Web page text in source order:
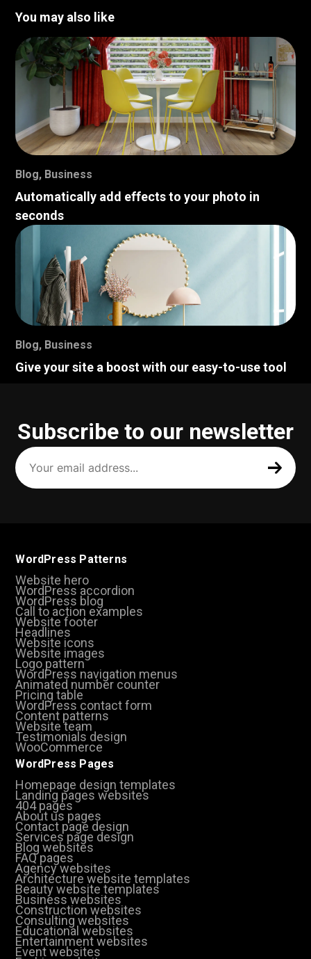
You may also like
Blog, Business
Automatically add effects to your photo in
seconds
Blog, Business
Give your site a boost with our easy-to-use tool
Subscribe to our newsletter
Your
email
address
(Required)
WordPress Patterns
Website hero
WordPress accordion
WordPress blog
Call to action examples
Website footer
Headlines
Website icons
Website images
Logo pattern
WordPress navigation menus
Animated number counter
Pricing table
WordPress contact form
Content patterns
Website team
Testimonials design
WooCommerce
WordPress Pages
Homepage design templates
Landing pages websites
404 pages
About us pages
Contact page design
Services page design
Blog websites
FAQ pages
Agency websites
Architecture website templates
Beauty website templates
Business websites
Construction websites
Consulting websites
Educational websites
Entertainment websites
Event websites